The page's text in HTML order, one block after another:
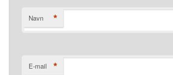
Navn *
E-mail *